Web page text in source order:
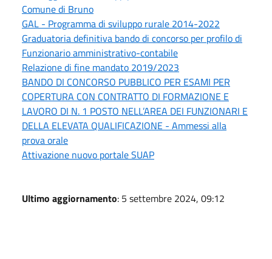
Comune di Bruno
GAL - Programma di sviluppo rurale 2014-2022
Graduatoria definitiva bando di concorso per profilo di
Funzionario amministrativo-contabile
Relazione di fine mandato 2019/2023
BANDO DI CONCORSO PUBBLICO PER ESAMI PER
COPERTURA CON CONTRATTO DI FORMAZIONE E
LAVORO DI N. 1 POSTO NELL’AREA DEI FUNZIONARI E
DELLA ELEVATA QUALIFICAZIONE - Ammessi alla
prova orale
Attivazione nuovo portale SUAP
Ultimo aggiornamento: 5 settembre 2024, 09:12